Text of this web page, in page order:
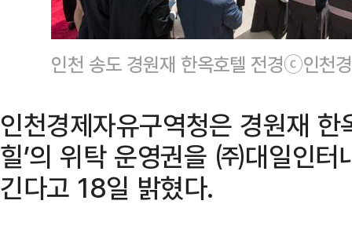
인천 송도 경원재 한옥호텔 전경ⓒ인천
인천경제자유구역청은 경원재 한
힐’의 위탁 운영권을 ㈜대일인터
긴다고 18일 밝혔다.